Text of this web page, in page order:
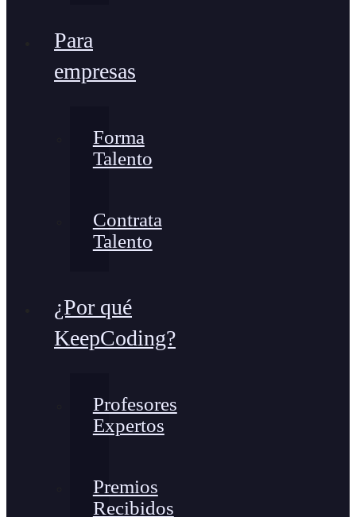
Para
empresas
Forma
Talento
Contrata
Talento
¿Por qué
KeepCoding?
Profesores
Expertos
Premios
Recibidos